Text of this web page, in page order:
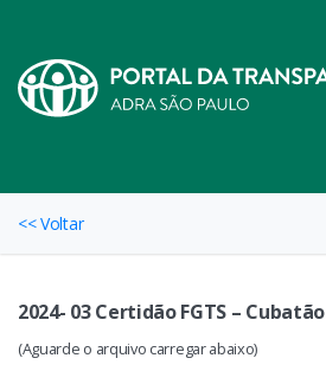
<< Voltar
2024- 03 Certidão FGTS – Cubatão
(Aguarde o arquivo carregar abaixo)